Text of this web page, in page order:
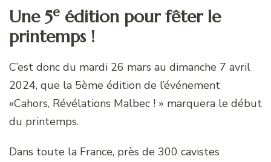
Une 5e édition pour fêter le
printemps !
C’est donc du mardi 26 mars au dimanche 7 avril
2024, que la 5ème édition de l’événement
«Cahors, Révélations Malbec ! » marquera le début
du printemps.
Dans toute la France, près de 300 cavistes